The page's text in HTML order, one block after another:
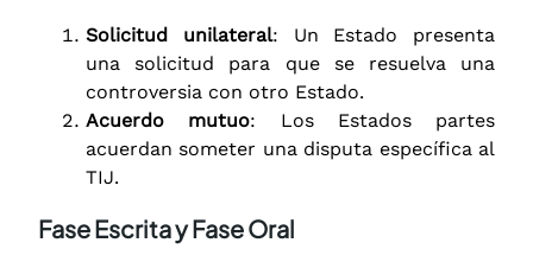
Solicitud unilateral: Un Estado presenta
una solicitud para que se resuelva una
controversia con otro Estado.
Acuerdo mutuo: Los Estados partes
acuerdan someter una disputa específica al
TIJ.
Fase Escrita y Fase Oral